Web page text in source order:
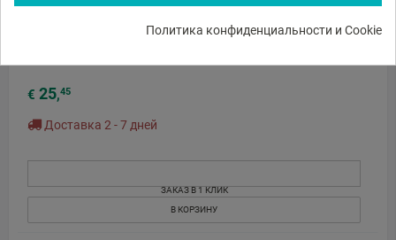
Политика конфиденциальности и Cookie
Tamrac Goblin Lens Pouch 2.4 Ocean для объективов
€ 25,45
Доставка 2 - 7 дней
ЗАКАЗ В 1 КЛИК
В КОРЗИНУ